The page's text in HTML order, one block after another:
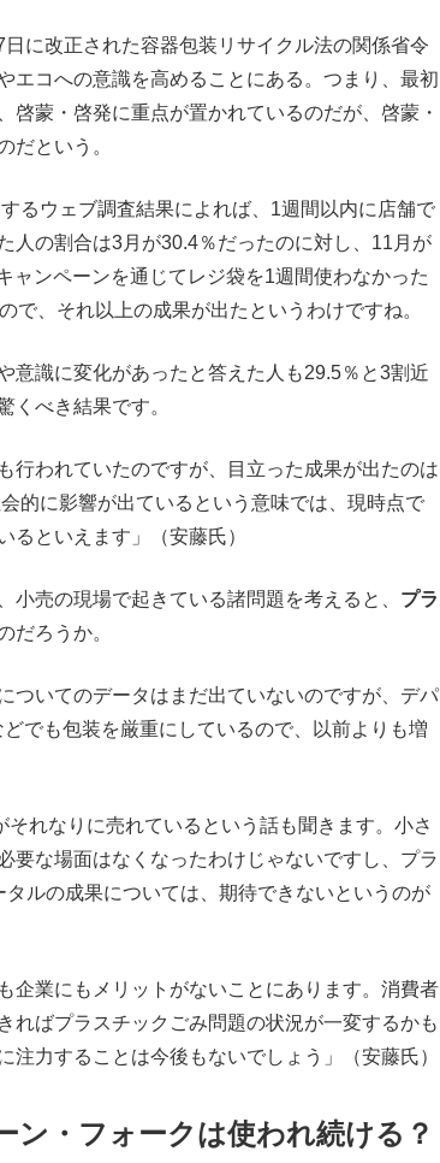
に改正された容器包装リサイクル法の関係省令
エコへの意識を高めることにある。つまり、最初
蒙・啓発に重点が置かれているのだが、啓蒙・
だという。
るウェブ調査結果によれば、1週間以内に店舗で
人の割合は3月が30.4％だったのに対し、11月が
ャンペーンを通じてレジ袋を1週間使わなかった
で、それ以上の成果が出たというわけですね。
識に変化があったと答えた人も29.5％と3割近
くべき結果です。
われていたのですが、目立った成果が出たのは
的に影響が出ているという意味では、現時点で
るといえます」（安藤氏）
売の現場で起きている諸問題を考えると、 プラ
だろうか。
ついてのデータはまだ出ていないのですが、デパ
でも包装を厳重にしているので、以前よりも増
れなりに売れているという話も聞きます。小さ
要な場面はなくなったわけじゃないですし、プラ
ルの成果については、期待できないというのが
業にもメリットがないことにあります。消費者
ればプラスチックごみ問題の状況が一変するかも
力することは今後もないでしょう」（安藤氏）
・フォークは使われ続ける？